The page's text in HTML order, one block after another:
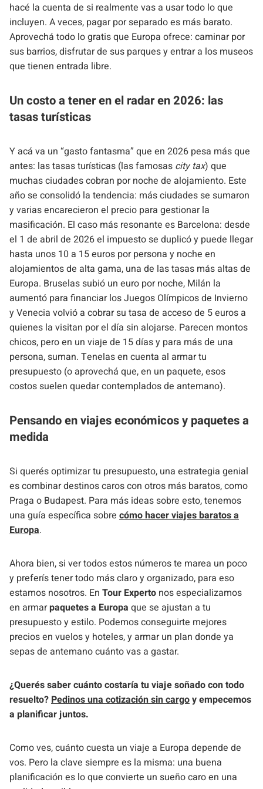
hacé la cuenta de si realmente vas a usar todo lo que
incluyen. A veces, pagar por separado es más barato.
Aprovechá todo lo gratis que Europa ofrece: caminar por
sus barrios, disfrutar de sus parques y entrar a los museos
que tienen entrada libre.
Un costo a tener en el radar en 2026: las
tasas turísticas
Y acá va un “gasto fantasma” que en 2026 pesa más que
antes: las tasas turísticas (las famosas city tax) que
muchas ciudades cobran por noche de alojamiento. Este
año se consolidó la tendencia: más ciudades se sumaron
y varias encarecieron el precio para gestionar la
masificación. El caso más resonante es Barcelona: desde
el 1 de abril de 2026 el impuesto se duplicó y puede llegar
hasta unos 10 a 15 euros por persona y noche en
alojamientos de alta gama, una de las tasas más altas de
Europa. Bruselas subió un euro por noche, Milán la
aumentó para financiar los Juegos Olímpicos de Invierno
y Venecia volvió a cobrar su tasa de acceso de 5 euros a
quienes la visitan por el día sin alojarse. Parecen montos
chicos, pero en un viaje de 15 días y para más de una
persona, suman. Tenelas en cuenta al armar tu
presupuesto (o aprovechá que, en un paquete, esos
costos suelen quedar contemplados de antemano).
Pensando en viajes económicos y paquetes a
medida
Si querés optimizar tu presupuesto, una estrategia genial
es combinar destinos caros con otros más baratos, como
Praga o Budapest. Para más ideas sobre esto, tenemos
una guía específica sobre cómo hacer viajes baratos a
Europa.
Ahora bien, si ver todos estos números te marea un poco
y preferís tener todo más claro y organizado, para eso
estamos nosotros. En Tour Experto nos especializamos
en armarpaquetes a Europa que se ajustan a tu
presupuesto y estilo. Podemos conseguirte mejores
precios en vuelos y hoteles, y armar un plan donde ya
sepas de antemano cuánto vas a gastar.
¿Querés saber cuánto costaría tu viaje soñado con todo
resuelto?Pedinos una cotización sin cargoy empecemos
a planificar juntos.
Como ves, cuánto cuesta un viaje a Europa depende de
vos. Pero la clave siempre es la misma: una buena
planificación es lo que convierte un sueño caro en una